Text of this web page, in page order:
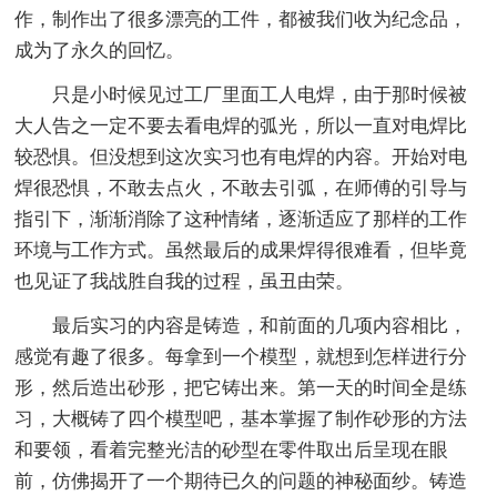
作，制作出了很多漂亮的工件，都被我们收为纪念品，
成为了永久的回忆。
只是小时候见过工厂里面工人电焊，由于那时候被
大人告之一定不要去看电焊的弧光，所以一直对电焊比
较恐惧。但没想到这次实习也有电焊的内容。开始对电
焊很恐惧，不敢去点火，不敢去引弧，在师傅的引导与
指引下，渐渐消除了这种情绪，逐渐适应了那样的工作
环境与工作方式。虽然最后的成果焊得很难看，但毕竟
也见证了我战胜自我的过程，虽丑由荣。
最后实习的内容是铸造，和前面的几项内容相比，
感觉有趣了很多。每拿到一个模型，就想到怎样进行分
形，然后造出砂形，把它铸出来。第一天的时间全是练
习，大概铸了四个模型吧，基本掌握了制作砂形的方法
和要领，看着完整光洁的砂型在零件取出后呈现在眼
前，仿佛揭开了一个期待已久的问题的神秘面纱。铸造